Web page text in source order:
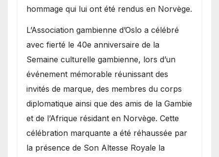
hommage qui lui ont été rendus en Norvège.
​L’Association gambienne d’Oslo a célébré
avec fierté le 40e anniversaire de la
Semaine culturelle gambienne, lors d’un
événement mémorable réunissant des
invités de marque, des membres du corps
diplomatique ainsi que des amis de la Gambie
et de l’Afrique résidant en Norvège. Cette
célébration marquante a été réhaussée par
la présence de Son Altesse Royale la